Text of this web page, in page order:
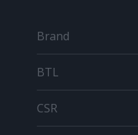
Brand
BTL
CSR